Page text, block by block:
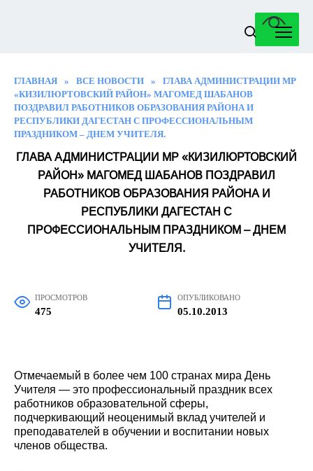
ГЛАВНАЯ » ВСЕ НОВОСТИ »
ГЛАВА АДМИНИСТРАЦИИ МР
«КИЗИЛЮРТОВСКИЙ РАЙОН» МАГОМЕД ШАБАНОВ
ПОЗДРАВИЛ РАБОТНИКОВ ОБРАЗОВАНИЯ РАЙОНА И
РЕСПУБЛИКИ ДАГЕСТАН С ПРОФЕССИОНАЛЬНЫМ
ПРАЗДНИКОМ – ДНЕМ УЧИТЕЛЯ.
ГЛАВА АДМИНИСТРАЦИИ МР «КИЗИЛЮРТОВСКИЙ
РАЙОН» МАГОМЕД ШАБАНОВ ПОЗДРАВИЛ
РАБОТНИКОВ ОБРАЗОВАНИЯ РАЙОНА И
РЕСПУБЛИКИ ДАГЕСТАН С
ПРОФЕССИОНАЛЬНЫМ ПРАЗДНИКОМ – ДНЕМ
УЧИТЕЛЯ.
ПРОСМОТРОВ
475
ОПУБЛИКОВАНО
05.10.2013
Отмечаемый в более чем 100 странах мира День
Учителя — это профессиональный праздник всех
работников образовательной сферы,
подчеркивающий неоценимый вклад учителей и
преподавателей в обучении и воспитании новых
членов общества.